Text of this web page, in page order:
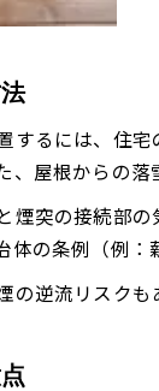
冬季の
薪を燃
日常メ
木質ペレ
家族・
るには、住
屋根からの落
煙突の接続部
の条例（例
逆流リスク